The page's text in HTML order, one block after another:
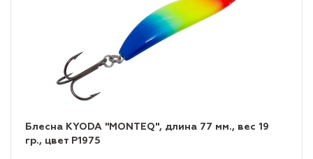
Блесна KYODA "MONTEQ", длина 77 мм., вес 19
гр., цвет P1975